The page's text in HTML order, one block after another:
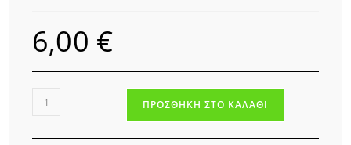
6,00 €
ΤΣΙΜΟΥΧΕΣ
YAMAHA
ΠΡΟΣΘΉΚΗ ΣΤΟ ΚΑΛΆΘΙ